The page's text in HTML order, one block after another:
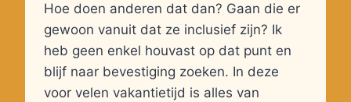
Hoe doen anderen dat dan? Gaan die er
gewoon vanuit dat ze inclusief zijn? Ik
heb geen enkel houvast op dat punt en
blijf naar bevestiging zoeken. In deze
voor velen vakantietijd is alles van